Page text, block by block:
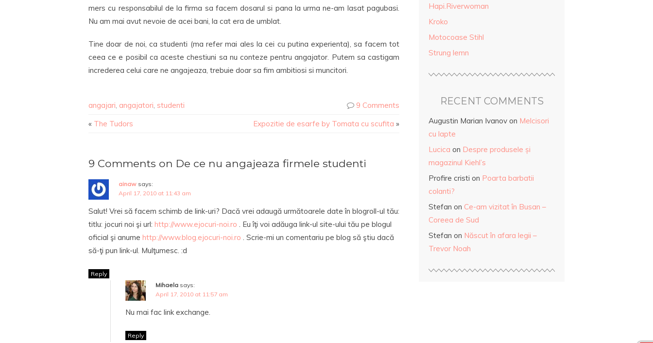
mers cu responsabilul de la firma sa facem dosarul si pana la urma ne-am lasat pagubasi.
Nu am mai avut nevoie de acei bani, la cat era de umblat.
Tine doar de noi, ca studenti (ma refer mai ales la cei cu putina experienta), sa facem tot
ceea ce e posibil ca aceste chestiuni sa nu conteze pentru angajator. Putem sa castigam
increderea celui care ne angajeaza, trebuie doar sa fim ambitiosi si muncitori.
angajari, angajatori, studenti
9 Comments
« The Tudors Expozitie de esarfe by Tomata cu scufita »
9 Comments on De ce nu angajeaza firmele studenti
ainaw says:
April 17, 2010 at 11:43 am
Salut! Vrei să facem schimb de link-uri? Dacă vrei adaugă următoarele date în blogroll-ul tău:
titlu: jocuri noi şi url: http://www.ejocuri-noi.ro . Eu îţi voi adăuga link-ul site-ului tău pe blogul
oficial şi anume http://www.blog.ejocuri-noi.ro . Scrie-mi un comentariu pe blog să ştiu dacă
să-ţi pun link-ul. Mulţumesc. :d
Reply
Mihaela says:
April 17, 2010 at 11:57 am
Nu mai fac link exchange.
Reply
Hapi.Riverwoman
Kroko
Motocoase Stihl
Strung lemn
RECENT COMMENTS
Augustin Marian Ivanov on Melcisori
cu lapte
Lucica on Despre produsele și
magazinul Kiehl’s
Profire cristi on Poarta barbatii
colanti?
Stefan on Ce-am vizitat în Busan –
Coreea de Sud
Stefan on Născut în afara legii –
Trevor Noah